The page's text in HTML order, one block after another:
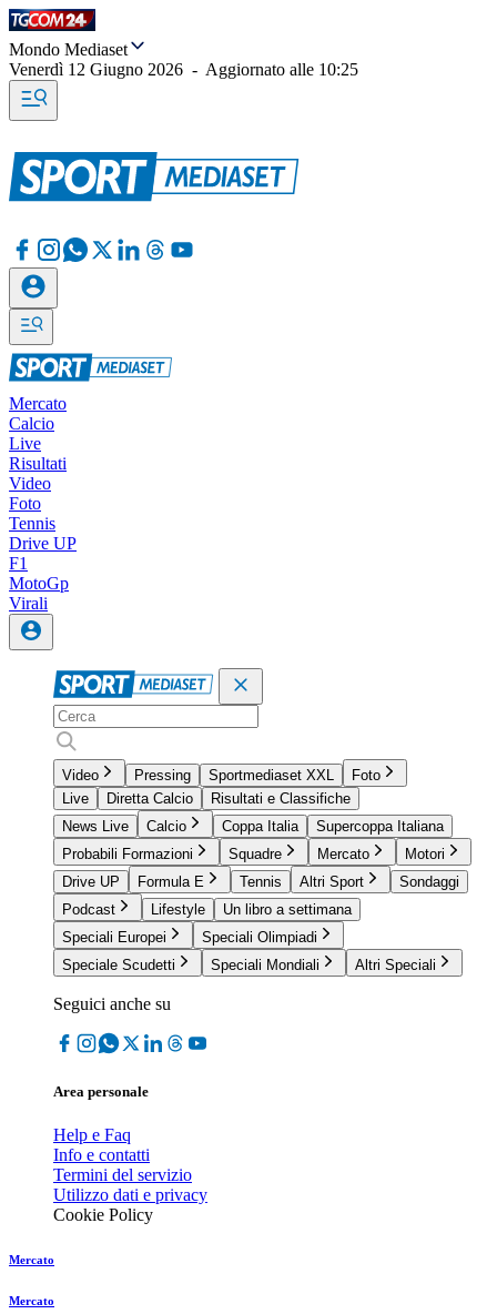
Mondo Mediaset
Venerdì 12 Giugno 2026 - Aggiornato alle 10:25
Mercato
Calcio
Live
Risultati
Video
Foto
Tennis
Drive UP
F1
MotoGp
Virali
Video Pressing Sportmediaset XXL
Foto
Live
Diretta Calcio
Risultati e Classifiche
News Live
Calcio Coppa Italia
Supercoppa Italiana
Probabili Formazioni
Squadre Mercato
Motori
Drive UP
Formula E Tennis Altri Sport
Sondaggi
Podcast
Lifestyle
Un libro a settimana
Speciali Europei
Speciali Olimpiadi
Speciale Scudetti
Speciali Mondiali Altri Speciali
Seguici anche su
Area personale
Help e Faq
Info e contatti
Termini del servizio
Utilizzo dati e privacy
Cookie Policy
Mercato
Mercato